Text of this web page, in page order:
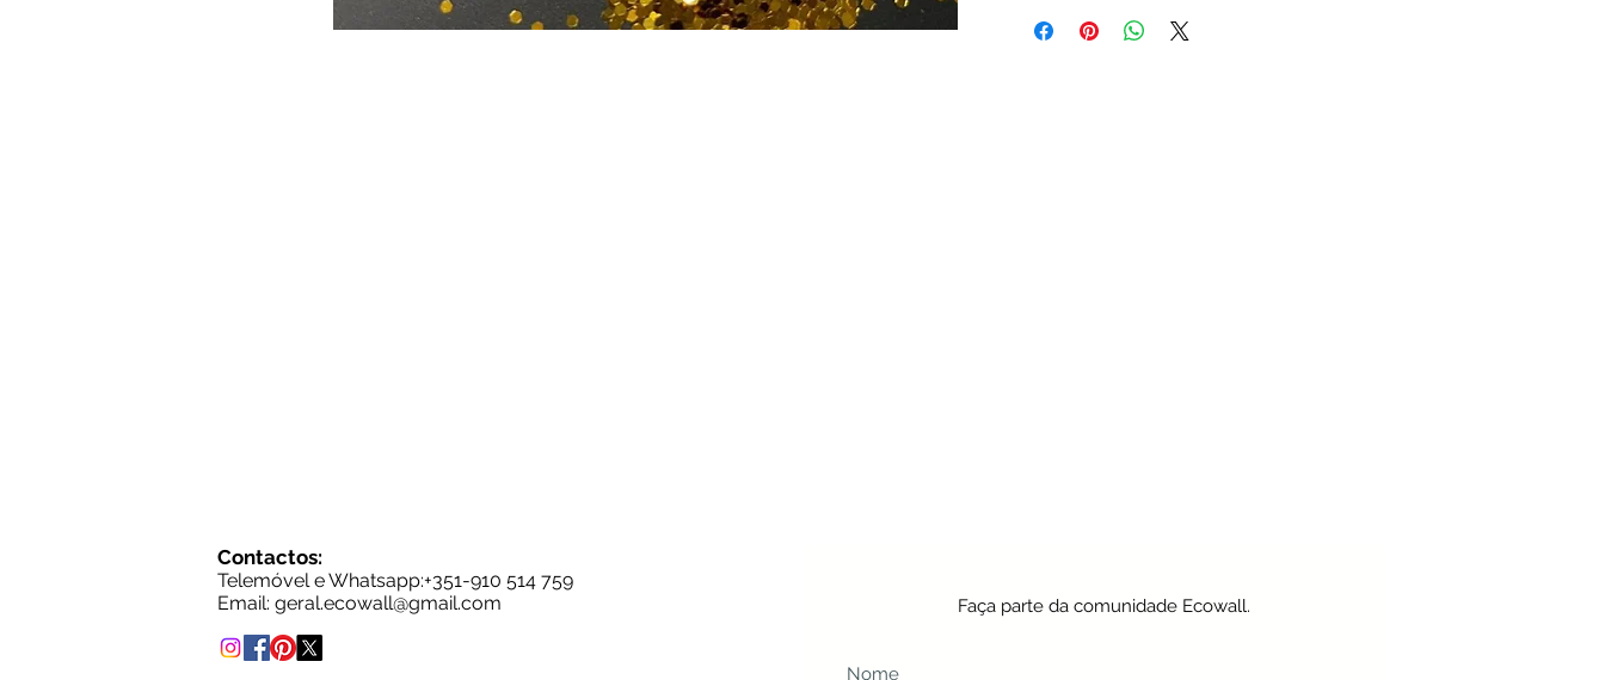
Contactos:
Telemóvel e Whatsapp:+351-910 514 759
Email: geral.ecowall@gmail.com Faça parte da comunidade Ecowall.